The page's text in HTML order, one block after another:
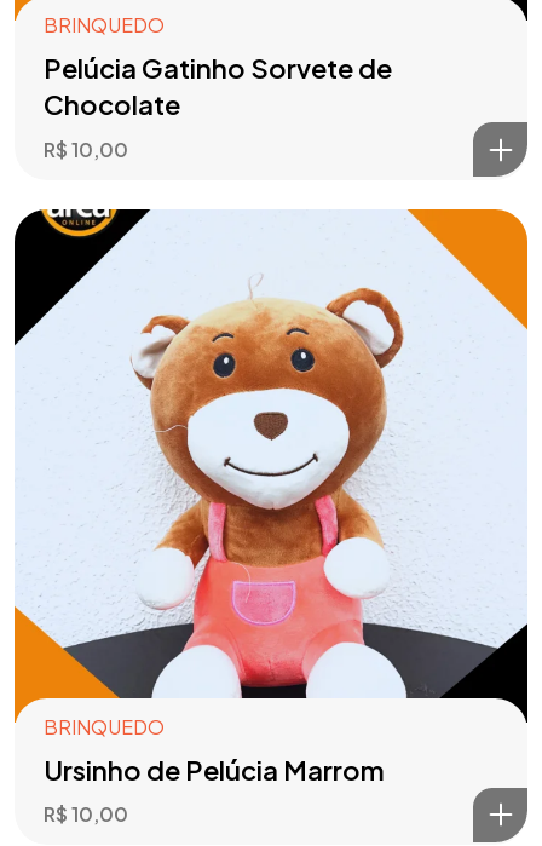
BRINQUEDO
Pelúcia Gatinho Sorvete de
Chocolate
R$10,00
BRINQUEDO
Ursinho de Pelúcia Marrom
R$10,00